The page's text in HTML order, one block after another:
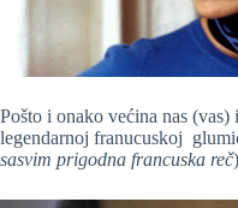
Pošto i onako većina nas
legendarnoj franucuskoj
sasvim prigodna francuska reč